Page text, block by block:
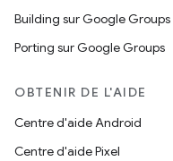
Building sur Google Groups
Porting sur Google Groups
OBTENIR DE L'AIDE
Centre d'aide Android
Centre d'aide Pixel